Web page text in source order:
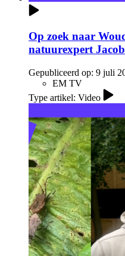
Op zoek naar
natuurexpert
Gepubliceerd op: 9 juli
EM TV
Type artikel: Video